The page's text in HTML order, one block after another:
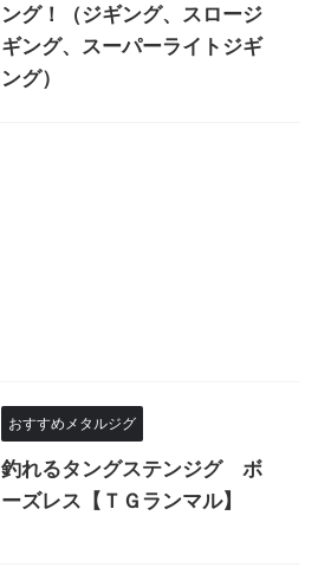
ング！（ジギング、スロージ
ギング、スーパーライトジギ
ング）
おすすめメタルジグ
釣れるタングステンジグ ボ
ーズレス【ＴＧランマル】